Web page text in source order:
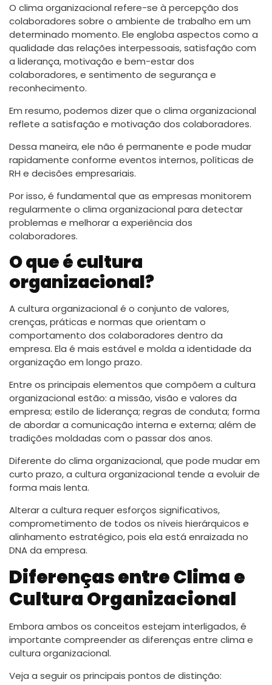
O clima organizacional refere-se à percepção dos
colaboradores sobre o ambiente de trabalho em um
determinado momento. Ele engloba aspectos como a
qualidade das relações interpessoais, satisfação com
a liderança, motivação e bem-estar dos
colaboradores, e sentimento de segurança e
reconhecimento.
Em resumo, podemos dizer que o clima organizacional
reflete a satisfação e motivação dos colaboradores.
Dessa maneira, ele não é permanente e pode mudar
rapidamente conforme eventos internos, políticas de
RH e decisões empresariais.
Por isso, é fundamental que as empresas monitorem
regularmente o clima organizacional para detectar
problemas e melhorar a experiência dos
colaboradores.
O que é cultura
organizacional?
A cultura organizacional é o conjunto de valores,
crenças, práticas e normas que orientam o
comportamento dos colaboradores dentro da
empresa. Ela é mais estável e molda a identidade da
organização em longo prazo.
Entre os principais elementos que compõem a cultura
organizacional estão: a missão, visão e valores da
empresa; estilo de liderança; regras de conduta; forma
de abordar a comunicação interna e externa; além de
tradições moldadas com o passar dos anos.
Diferente do clima organizacional, que pode mudar em
curto prazo, a cultura organizacional tende a evoluir de
forma mais lenta.
Alterar a cultura requer esforços significativos,
comprometimento de todos os níveis hierárquicos e
alinhamento estratégico, pois ela está enraizada no
DNA da empresa.
Diferenças entre Clima e
Cultura Organizacional
Embora ambos os conceitos estejam interligados, é
importante compreender as diferenças entre clima e
cultura organizacional.
Veja a seguir os principais pontos de distinção: